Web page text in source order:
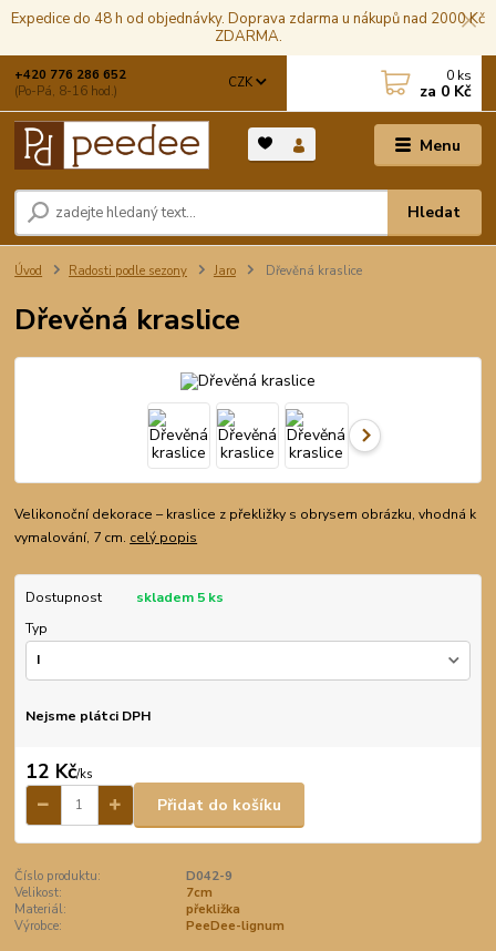
Expedice do 48 h od objednávky. Doprava zdarma u nákupů nad 2000 Kč
ZDARMA.
Menu
CZK
Hledat
+420 776 286 652
(Po-Pá, 8-16 hod.)
0 ks
za 0 Kč
Úvod Radosti podle sezony Jaro Dřevěná kraslice
Dřevěná kraslice
Velikonoční dekorace – kraslice z překližky s obrysem obrázku, vhodná k
vymalování, 7 cm. celý popis
Dostupnost
skladem 5 ks
Typ
Nejsme plátci DPH
12 Kč/ks
Přidat do košíku
Číslo produktu:
D042-9
Velikost:
7cm
Materiál:
překližka
Výrobce:
PeeDee-lignum